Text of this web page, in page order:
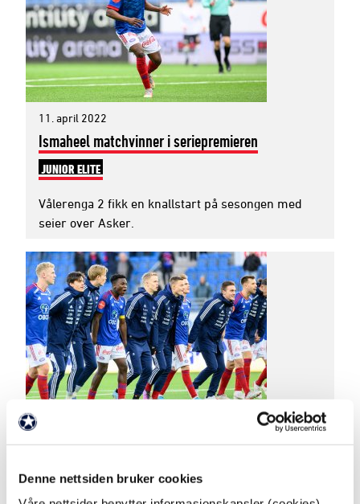
Denne nettsiden bruker cookies
11. april 2022
Ismaheel matchvinner i seriepremieren
JUNIOR ELITE
Vålerenga 2 fikk en knallstart på sesongen med
seier over Asker.
Seriepremiere i PostNord-ligaen!
Vålerenga 2 åpner hjemme mot Asker mandag